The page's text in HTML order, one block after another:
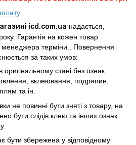
icd.com.ua надається,
Гарантія на кожен товар
менеджера терміни.. Повернення
за таких умов:
стані без ознак
вклеювання, подряпин,
та ін.
не повинні бути зняті з товару, на
бути слідів клею та інших ознак
бути збережена у відповідному